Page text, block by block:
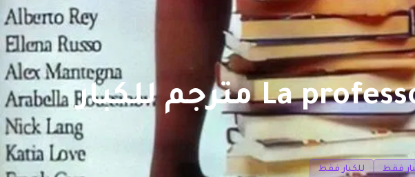
فيلم La professoressa di lingue مترجم للكبار
فقط للكبار فقط